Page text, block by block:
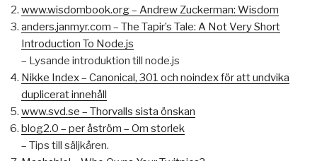
www.wisdombook.org – Andrew Zuckerman: Wisdom
anders.janmyr.com – The Tapir’s Tale: A Not Very Short
Introduction To Node.js
– Lysande introduktion till node.js
Nikke Index – Canonical, 301 och noindex för att undvika
duplicerat innehåll
www.svd.se – Thorvalls sista önskan
blog2.0 – per åström – Om storlek
– Tips till säljkåren.